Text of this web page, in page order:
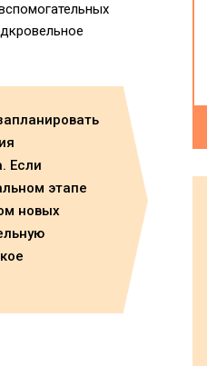
Если
этапе
новых